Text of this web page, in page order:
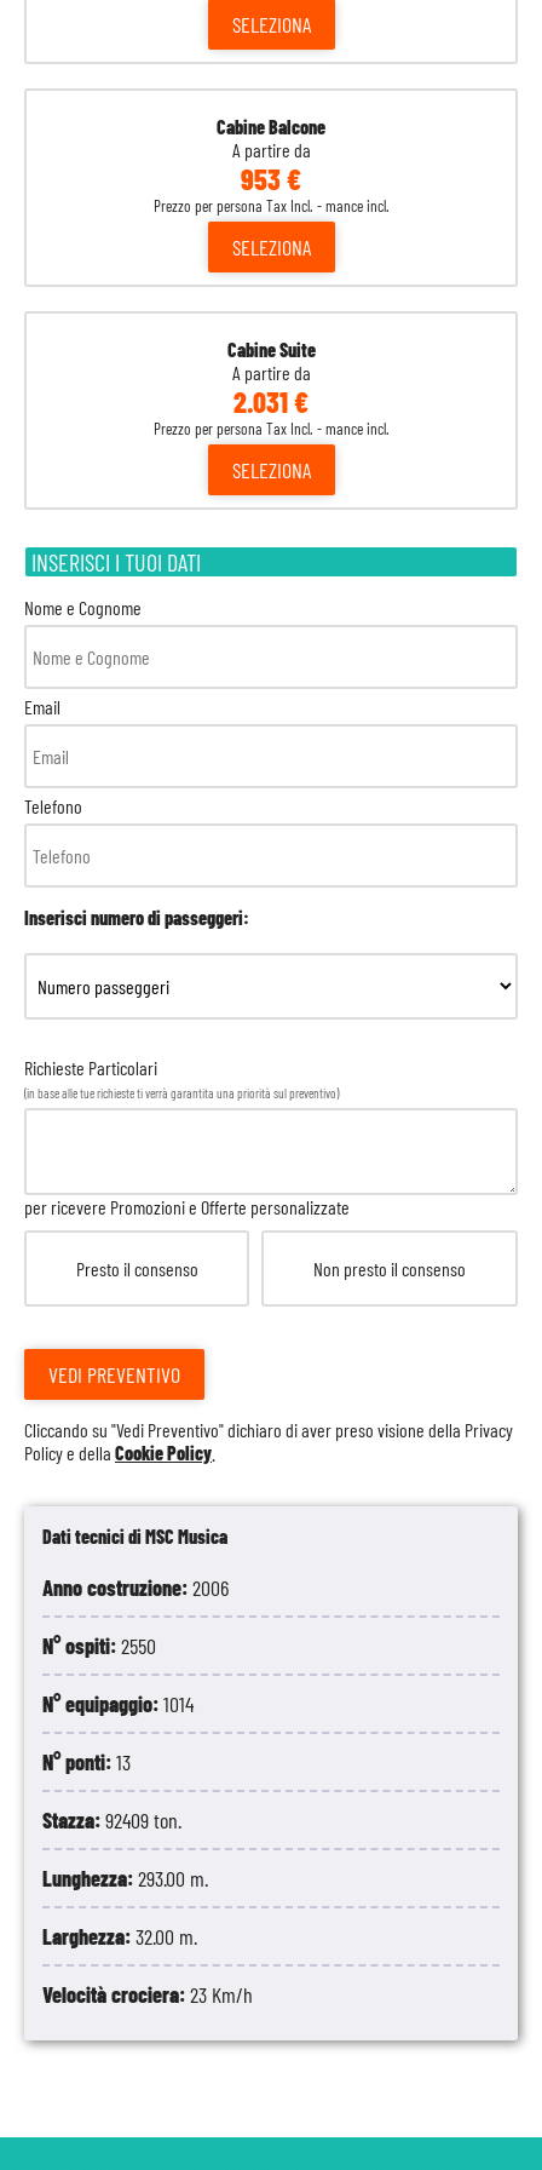
Dati tecnici di MSC Musica
Anno costruzione:2006
N° ospiti:2550
N° equipaggio:1014
N° ponti:13
Stazza:92409 ton.
Lunghezza:293.00 m.
Larghezza:32.00 m.
Velocità crociera:23 Km/h
SELEZIONA
Cabine Balcone
A partire da
953 €
Prezzo per persona Tax Incl. - mance incl.
SELEZIONA
Cabine Suite
A partire da
2.031 €
Prezzo per persona Tax Incl. - mance incl.
SELEZIONA
INSERISCI I TUOI DATI
Nome e Cognome
Email
Telefono
Inserisci numero di passeggeri:
Richieste Particolari
(in base alle tue richieste ti verrà garantita una priorità sul preventivo)
per ricevere Promozioni e Offerte personalizzate
Presto il consenso Non presto il consenso
VEDI PREVENTIVO
Cliccando su "Vedi Preventivo" dichiaro di aver preso visione della Privacy
Policye della Cookie Policy